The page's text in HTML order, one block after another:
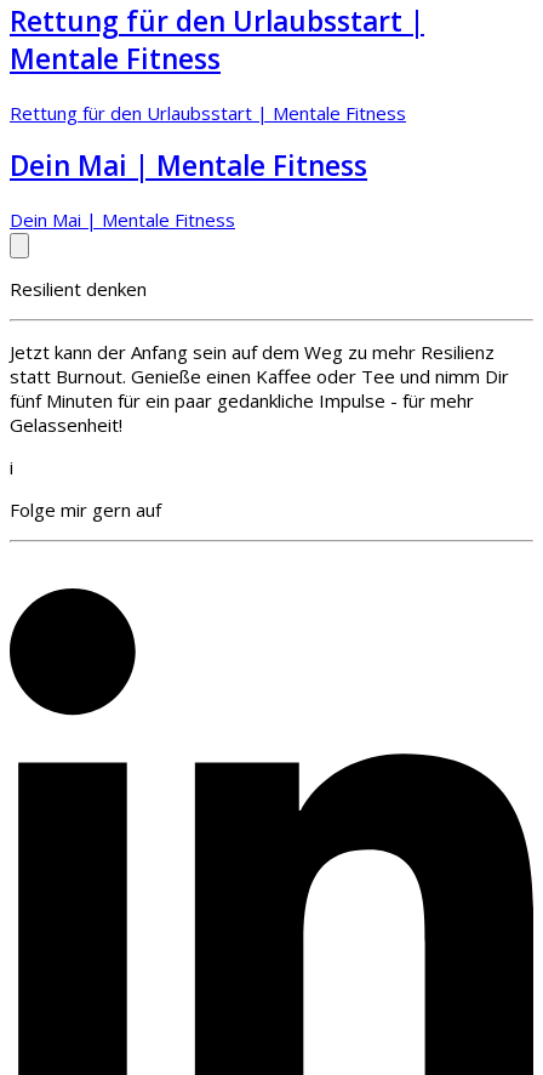
Rettung für den Urlaubsstart |
Mentale Fitness
Rettung für den Urlaubsstart | Mentale Fitness
Dein Mai | Mentale Fitness
Dein Mai | Mentale Fitness
Resilient denken
Jetzt kann der Anfang sein auf dem Weg zu mehr Resilienz
statt Burnout. Genieße einen Kaffee oder Tee und nimm Dir
fünf Minuten für ein paar gedankliche Impulse - für mehr
Gelassenheit!
i
Folge mir gern auf